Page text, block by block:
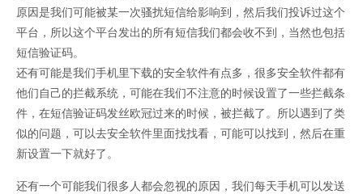
原因是我们可能被某一次骚扰短信给影响到，然后我们投诉过这个
平台，所以这个平台发出的所有短信我们都会收不到，当然也包括
短信验证码。
还有可能是我们手机里下载的安全软件有点多，很多安全软件都有
他们自己的拦截系统，可能在我们不注意的时候设置了一些拦截条
件，在短信验证码发丝欧冠过来的时候，被拦截了。所以遇到了类
似的问题，可以去安全软件里面找找看，可能可以找到，然后在重
新设置一下就好了。
还有一个可能我们很多人都会忽视的原因，我们每天手机可以发送